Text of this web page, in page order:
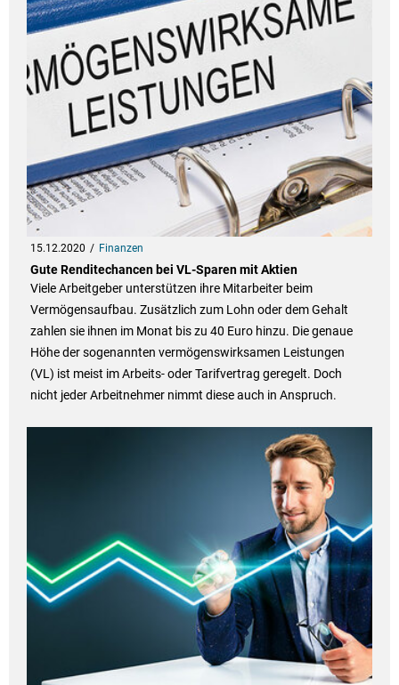
15.12.2020 Finanzen
Gute Renditechancen bei VL-Sparen mit Aktien
Viele Arbeitgeber unterstützen ihre Mitarbeiter beim
Vermögensaufbau. Zusätzlich zum Lohn oder dem Gehalt
zahlen sie ihnen im Monat bis zu 40 Euro hinzu. Die genaue
Höhe der sogenannten vermögenswirksamen Leistungen
(VL) ist meist im Arbeits- oder Tarifvertrag geregelt. Doch
nicht jeder Arbeitnehmer nimmt diese auch in Anspruch.